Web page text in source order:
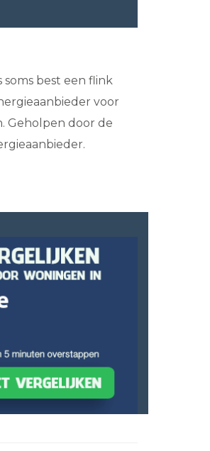
best een flink
voor
Geholpen door de